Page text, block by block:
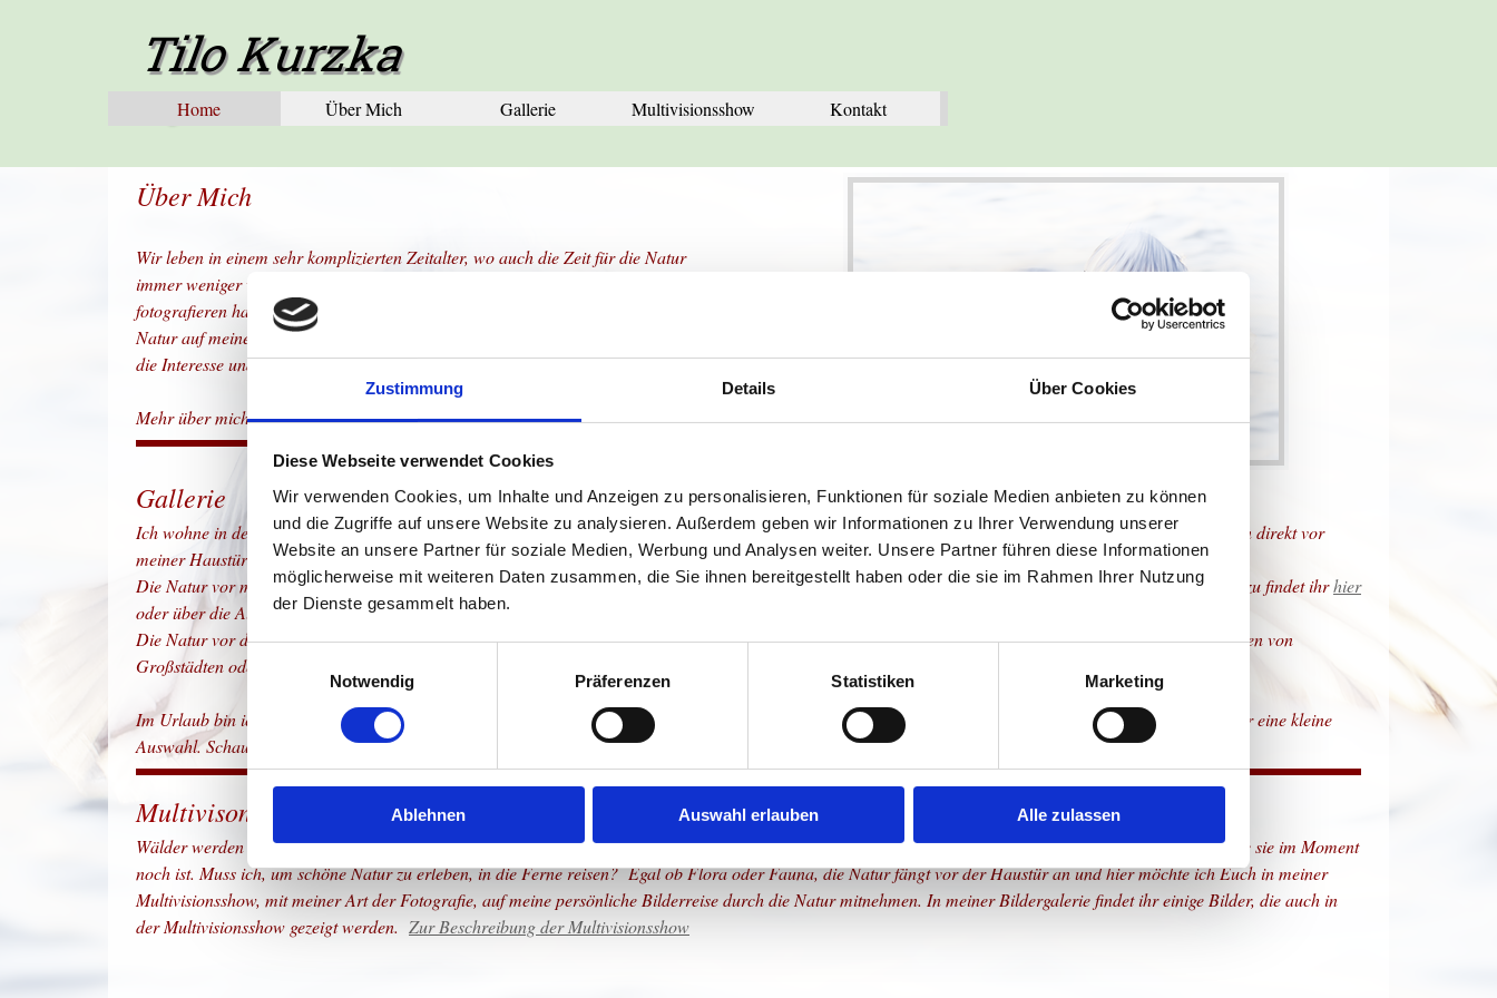
Zustimmung Details Über Cookies
Diese Webseite verwendet Cookies
Wir verwenden Cookies, um Inhalte und Anzeigen zu personalisieren, Funktionen für soziale Medien anbieten zu können
und die Zugriffe auf unsere Website zu analysieren. Außerdem geben wir Informationen zu Ihrer Verwendung unserer
Website an unsere Partner für soziale Medien, Werbung und Analysen weiter. Unsere Partner führen diese Informationen
möglicherweise mit weiteren Daten zusammen, die Sie ihnen bereitgestellt haben oder die sie im Rahmen Ihrer Nutzung
der Dienste gesammelt haben.
Notwendig
Präferenzen Statistiken Marketing
Ablehnen Auswahl erlauben Alle zulassen
Tilo Kurzka
Fotografie Menü überspringen
Home Über Mich Gallerie ▼
Multivisionsshow Kontakt
Über Mich
Wir leben in einem sehr komplizierten Zeitalter, wo auch die Zeit für die Natur
immer weniger wir. Mit der Zeit die ich als Hobby-Naturfotograf für das
fotografieren habe, Zeit die ich mir nehme, möchte ich versuchen die Schönheit der
Natur auf meine Weise im Bild festzuhalten, damit vielleicht der eine oder andere
die Interesse und die Liebe zur Natur findet um besorgter damit umzugehen.
Mehr über mich findet ihrhier.
Gallerie
Ich wohne in der Gemeinde Knüllwald, eine Region deren Fläche von 100km² zu 60 % bewaldet ist und so bietet es sich an, das viele meiner Bilder sozusagen direkt vor
meiner Haustür entstehen, bei Spaziergängen oder ich suche von mir ausgewählte Hotspots auf.
Die Natur vor meiner Haustür, das ist auch ein Thema, dem ich eine eigene Multivisionsshow "Die Natur fängt vor der Haustür an" gewidmet habe. Mehr dazu findet ihrhier
oder über die Auswahl in der Galerie.
Die Natur vor der Haustür kann jeder finden, an der See genauso wie in den Bergen, in verschiedenen Regionen und Landstrichen, genauso wie in Parkanlagen von
Großstädten oder direkt im Garten vor der Haustür.
Im Urlaub bin ich auch sehr viel mit der Kamera unterwegs, um schöne Momente und Naturschönheiten festzuhalten. Im Auswahl-Menü der Galerie findet ihr eine kleine
Auswahl. Schaut einfach mal rein!
Multivisonsshow
Wälder werden gerodet, Wiesen zubetoniert und immer mehr greift der Mensch in die Natur ein. Wie viel Zeit haben wir noch, um die Natur so zu erleben, wie sie im Moment
noch ist. Muss ich, um schöne Natur zu erleben, in die Ferne reisen? Egal ob Flora oder Fauna, die Natur fängt vor der Haustür an und hier möchte ich Euch in meiner
Multivisionsshow, mit meiner Art der Fotografie, auf meine persönliche Bilderreise durch die Natur mitnehmen. In meiner Bildergalerie findet ihr einige Bilder, die auch in
der Multivisionsshow gezeigt werden. Zur Beschreibung der Multivisionsshow